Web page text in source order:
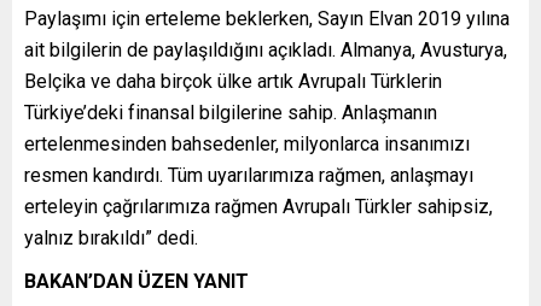
Paylaşımı için erteleme beklerken, Sayın Elvan 2019 yılına
ait bilgilerin de paylaşıldığını açıkladı. Almanya, Avusturya,
Belçika ve daha birçok ülke artık Avrupalı Türklerin
Türkiye’deki finansal bilgilerine sahip. Anlaşmanın
ertelenmesinden bahsedenler, milyonlarca insanımızı
resmen kandırdı. Tüm uyarılarımıza rağmen, anlaşmayı
erteleyin çağrılarımıza rağmen Avrupalı Türkler sahipsiz,
yalnız bırakıldı” dedi.
BAKAN’DAN ÜZEN YANIT